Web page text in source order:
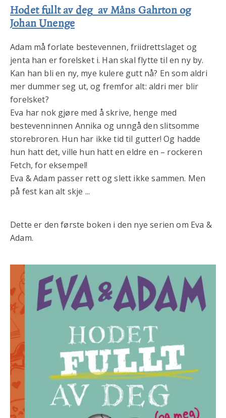
Hodet fullt av degav Måns Gahrton og
Johan Unenge
Adam må forlate bestevennen, friidrettslaget og
jenta han er forelsket i. Han skal flytte til en ny by.
Kan han bli en ny, mye kulere gutt nå? En som aldri
mer dummer seg ut, og fremfor alt: aldri mer blir
forelsket?
Eva har nok gjøre med å skrive, henge med
bestevenninnen Annika og unngå den slitsomme
storebroren. Hun har ikke tid til gutter! Og hadde
hun hatt det, ville hun hatt en eldre en – rockeren
Fetch, for eksempel!
Eva & Adam passer rett og slett ikke sammen. Men
på fest kan alt skje ...
Dette er den første boken i den nye serien om Eva &
Adam.